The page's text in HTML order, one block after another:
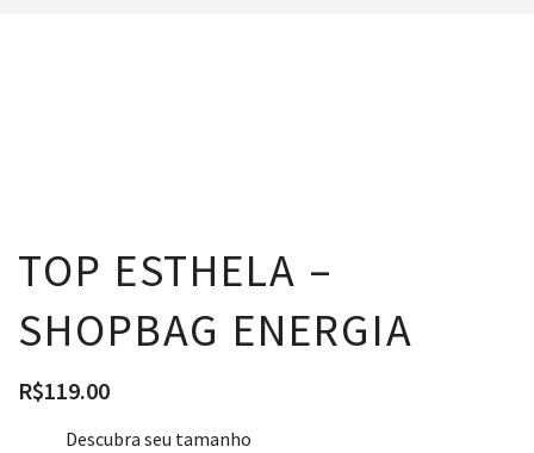
TOP ESTHELA –
SHOPBAG ENERGIA
R$119.00
Descubra seu tamanho